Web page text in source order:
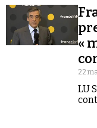
«
22
LU